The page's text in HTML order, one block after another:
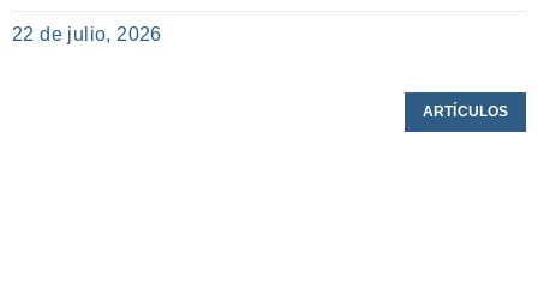
22 de julio, 2026
ARTÍCULOS